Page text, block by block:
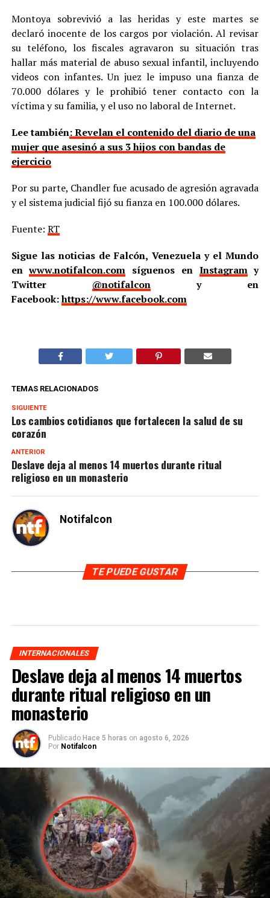
Montoya sobrevivió a las heridas y este martes se
declaró inocente de los cargos por violación. Al revisar
su teléfono, los fiscales agravaron su situación tras
hallar más material de abuso sexual infantil, incluyendo
videos con infantes. Un juez le impuso una fianza de
70.000 dólares y le prohibió tener contacto con la
víctima y su familia, y el uso no laboral de Internet.
Lee también: Revelan el contenido del diario de una
mujer que asesinó a sus 3 hijos con bandas de
ejercicio
Por su parte, Chandler fue acusado de agresión agravada
y el sistema judicial fijó su fianza en 100.000 dólares.
Fuente: RT
Sigue las noticias de Falcón, Venezuela y el Mundo
enwww.notifalcon.com síguenos en Instagramy
Twitter @notifalcony en
Facebook:https://www.facebook.com
TEMAS RELACIONADOS
SIGUIENTE
Los cambios cotidianos que fortalecen la salud de su
corazón
ANTERIOR
Deslave deja al menos 14 muertos durante ritual
religioso en un monasterio
Notifalcon
TE PUEDE GUSTAR
INTERNACIONALES
Deslave deja al menos 14 muertos
durante ritual religioso en un
monasterio
Publicado Hace 5 horas on agosto 6, 2026
Por Notifalcon